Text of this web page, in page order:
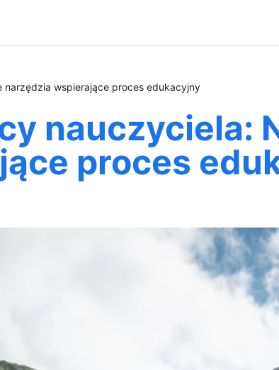
wspierające proces edukacyjny
nauczyciela:
proces